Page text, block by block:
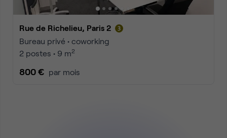
Rue de Richelieu, Paris 2
Bureau privé • coworking
2 postes • 9 m2
800 € par mois